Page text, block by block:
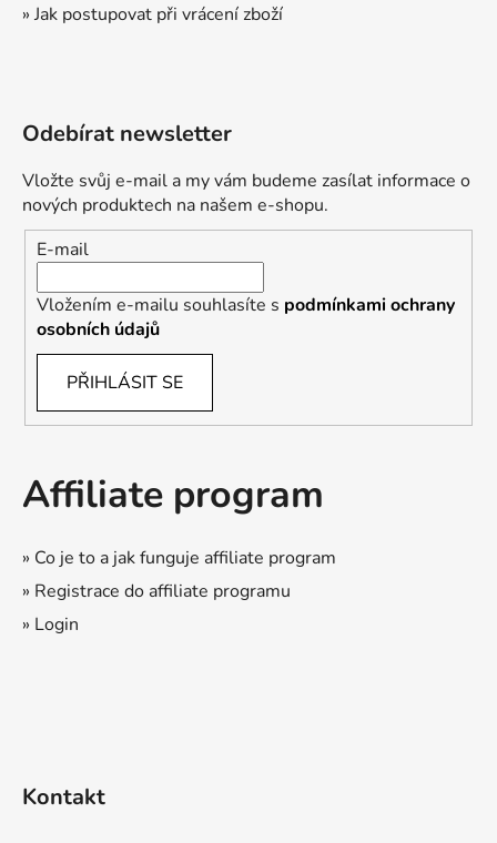
» Jak postupovat při vrácení zboží
Odebírat newsletter
Vložte svůj e-mail a my vám budeme zasílat informace o
nových produktech na našem e-shopu.
E-mail
Vložením e-mailu souhlasíte s podmínkami ochrany
osobních údajů
PŘIHLÁSIT SE
Affiliate program
» Co je to a jak funguje affiliate program
» Registrace do affiliate programu
» Login
Kontakt